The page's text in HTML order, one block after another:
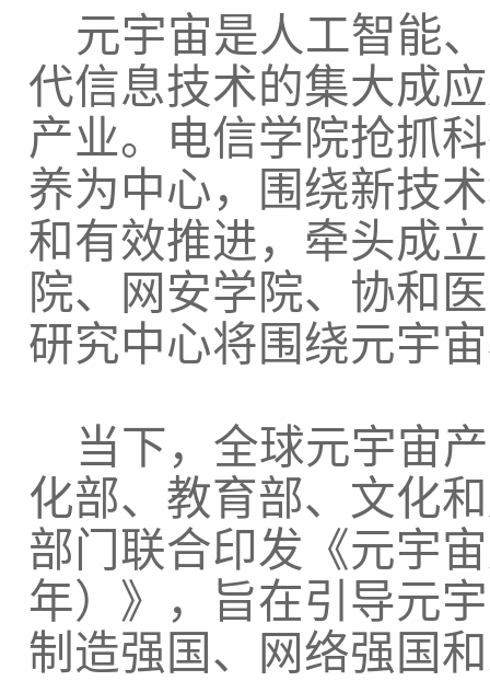
元宇宙是人工智能
代信息技术的集大成
产业。电信学院抢抓
养为中心，围绕新技术
和有效推进， 牵头成
院、网安学院、协和
研究中心将围绕元宇
当下， 全球元宇宙
化部、教育部、文化
部门联合印发《元宇
年）》
， 旨在引导元
制造强国、网络强国